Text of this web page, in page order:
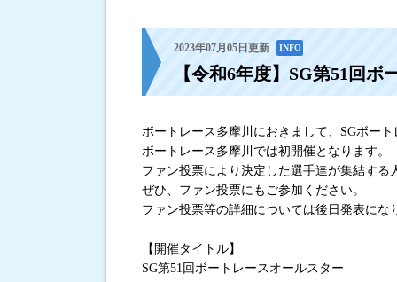
出走表・前日予想PDF
モーター抽選結果・前検タイムランキング
進入コース別選手成績
インタビュー・
2023年07月05日更新 INFO
【令和6年度】SG第51回
ボートレース多摩川におきまして、SGボー
ボートレース多摩川では初開催となります。
ファン投票により決定した選手達が集結す
ぜひ、ファン投票にもご参加ください。
ファン投票等の詳細については後日発表にな
【開催タイトル】
SG第51回ボートレースオールスター